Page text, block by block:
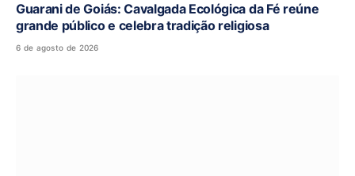
Guarani de Goiás: Cavalgada Ecológica da Fé reúne
grande público e celebra tradição religiosa
6 de agosto de 2026